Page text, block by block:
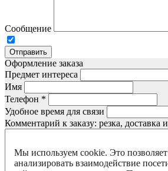
Сообщение
Отправить
Оформление заказа
Предмет интереса
Имя
Телефон *
Удобное время для связи
Комментарий к заказу: резка, доставка
Мы используем cookie. Это
анализировать взаимодействие